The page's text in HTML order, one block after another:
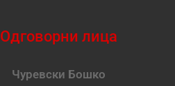
Одговорни лица
Чуревски Бошко